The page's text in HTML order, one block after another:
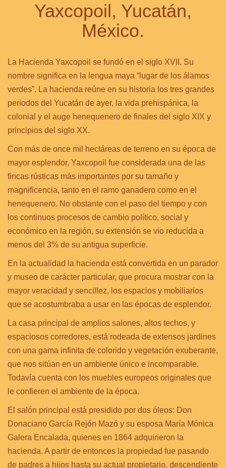
Yaxcopoil, Yucatán,
México.
La Hacienda Yaxcopoil se fundó en el siglo XVII. Su
nombre significa en la lengua maya “lugar de los álamos
verdes”. La hacienda reúne en su historia los tres grandes
periodos del Yucatán de ayer, la vida prehispánica, la
colonial y el auge henequenero de finales del siglo XIX y
principios del siglo XX.
Con más de once mil hectáreas de terreno en su época de
mayor esplendor, Yaxcopoil fue considerada una de las
fincas rústicas más importantes por su tamaño y
magnificencia, tanto en el ramo ganadero como en el
henequenero. No obstante con el paso del tiempo y con
los continuos procesos de cambio político, social y
económico en la región, su extensión se vio reducida a
menos del 3% de su antigua superficie.
En la actualidad la hacienda está convertida en un parador
y museo de carácter particular, que procura mostrar con la
mayor veracidad y sencillez, los espacios y mobiliarios
que se acostumbraba a usar en las épocas de esplendor.
La casa principal de amplios salones, altos techos, y
espaciosos corredores, está rodeada de extensos jardines
con una gama infinita de colorido y vegetación exuberante,
que nos sitúan en un ambiente único e incomparable.
Todavía cuenta con los muebles europeos originales que
le confieren el ambiente de la época.
El salón principal está presidido por dos óleos: Don
Donaciano García Rejón Mazó y su esposa María Mónica
Galera Encalada, quienes en 1864 adquirieron la
hacienda. A partir de entonces la propiedad fue pasando
de padres a hijos hasta su actual propietario, descendiente